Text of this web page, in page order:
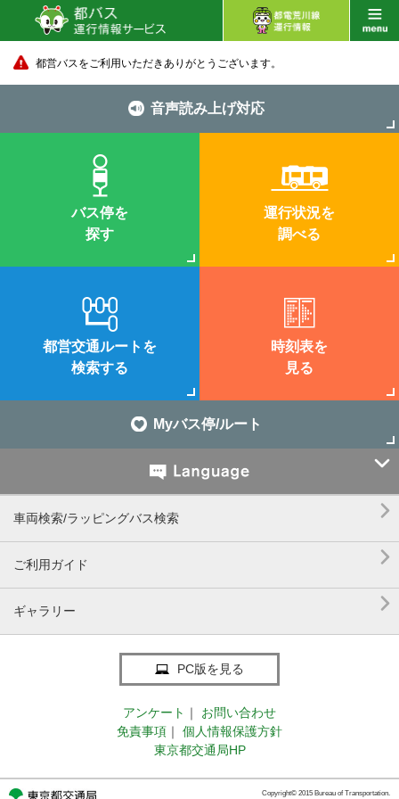
都営バスをご利用いただきありがとうございます。
音声読み上げ対応
バス停を
探す
運行状況を
調べる
都営交通ルートを
検索する
時刻表を
見る
Myバス停/ルート

車両検索/ラッピングバス検索 
ご利用ガイド 
ギャラリー 
PC版を見る
アンケート ｜
お問い合わせ
免責事項 ｜
個人情報保護方針
東京都交通局HP
Copyright© 2015 Bureau of Transportation.